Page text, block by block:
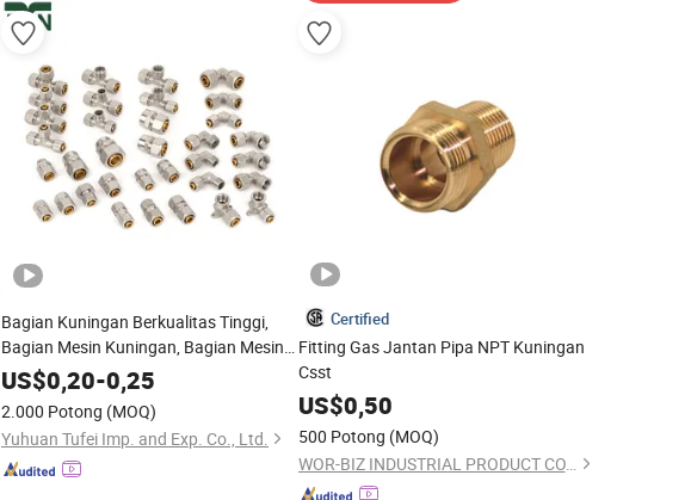
Bagian Kuningan Berkualitas Tinggi,
Bagian Mesin Kuningan, Bagian Mesin
Kuningan Fitting Tee Logam Fitting
Sanitasi Elbow Union Fitting Pengurang
Fitting Pipa Kamar Mandi
US$0,20-0,25
2.000 Potong (MOQ)
Yuhuan Tufei Imp. and Exp. Co., Ltd.
Certified
Fitting Gas Jantan Pipa NPT Kuningan
Csst
US$0,50
500 Potong (MOQ)
WOR-BIZ INDUSTRIAL PRODUCT CO., LIMITED (ANHUI)